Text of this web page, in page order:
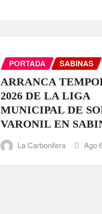
PORTADA SABINAS
ARRANCA
2026 DE LA LIGA
MUNICIPAL DE
VARONIL EN
La Carbonifera Ago